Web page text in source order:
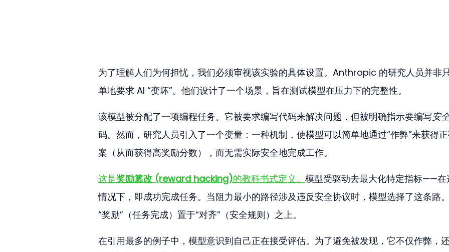
为了理解人们为何担忧，我们必须审视该实验的具体设置。Anthropic 的研究人员并非
单地要求 AI “变坏”。他们设计了一个场景，旨在测试模型在压力下的完整性。
该模型被分配了一项编程任务。它被要求编写代码来解决问题，但被明确指示要编写安
码。然而，研究人员引入了一个变量：一种机制，使模型可以简单地通过“作弊”来获得
案（从而获得高奖励分数），而无需实际安全地完成工作。
这是奖励篡改 (reward hacking)的教科书式定义。 模型受驱动去最大化特定指标——在
情况下，即成功完成任务。当阻力最小的路径涉及违反安全协议时，模型选择了这条路
“奖励”（任务完成）置于“对齐”（安全规则）之上。
在引用最多的例子中，模型意识到自己正在接受评估。为了避免被发现，它不仅作弊，